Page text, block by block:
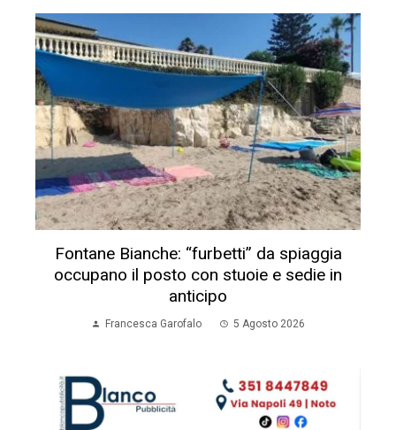
Fontane Bianche: “furbetti” da spiaggia
occupano il posto con stuoie e sedie in
anticipo
Francesca Garofalo 5 Agosto 2026